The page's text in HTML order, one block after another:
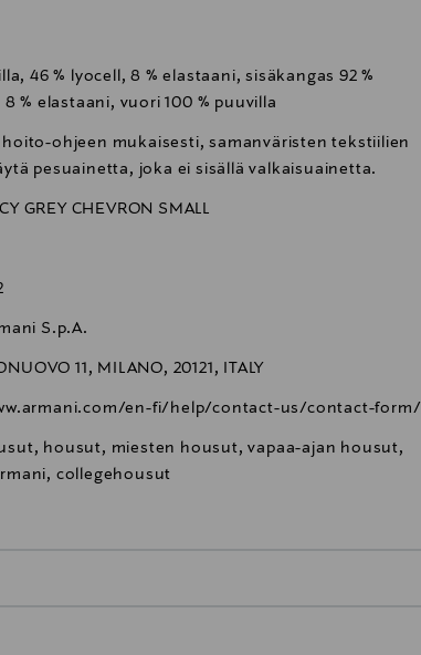
46 % lyocell, 8 % elastaani, sisäkangas 92 %
% elastaani, vuori 100 % puuvilla
hoito-ohjeen mukaisesti, samanväristen tekstiilien
pesuainetta, joka ei sisällä valkaisuainetta.
GREY CHEVRON SMALL
S.p.A.
11, MILANO, 20121, ITALY
en-fi/help/contact-us/contact-form/
housut, miesten housut, vapaa-ajan housut,
collegehousut